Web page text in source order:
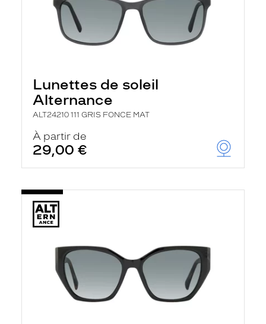
Lunettes de soleil
Alternance
ALT24210 111 GRIS FONCE MAT
À partir de
29,00 €